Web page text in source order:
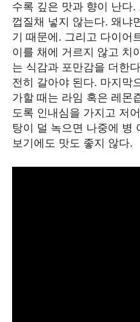
Life
Interview
Article
Tech
수록 깊은 맛과 향이 난다
껍질채 넣지 않는다. 왜냐
기 때문에. 그리고 다이어
이를 채에 거르지 않고 치
는 식감과 포만감을 더한
전히 갈아야 된다. 마지막
가할 때는 라임 혹은 레몬
도록 인내심을 가지고 저
탕이 덜 녹으면 나중에 병
보기에도 맛도 좋지 않다.